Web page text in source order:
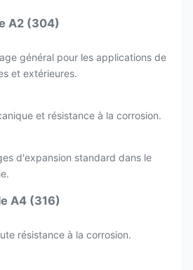
A2 (304)
général pour les applications de
et extérieures.
et résistance à la corrosion.
d'expansion standard dans le
A4 (316)
résistance à la corrosion.